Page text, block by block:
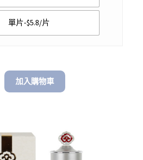
單片-$5.8/片
加入購物車